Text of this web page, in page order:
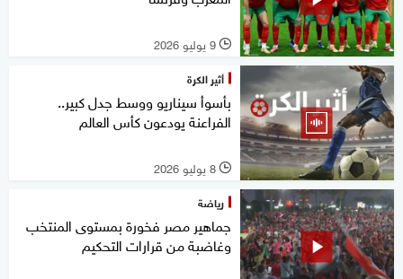
l 9 يوليو 2026
أثير الكرة
بأسوأ سيناريو ووسط جدل كبير..
الفراعنة يودعون كأس العالم
l 8 يوليو 2026
رياضة
جماهير مصر فخورة بمستوى المنتخب
وغاضبة من قرارات التحكيم